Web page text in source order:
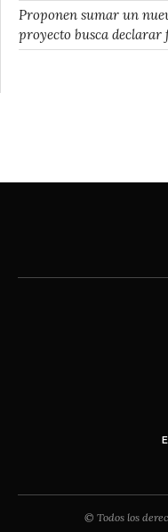
Proponen sumar un
proyecto busca declarar
© Todos los